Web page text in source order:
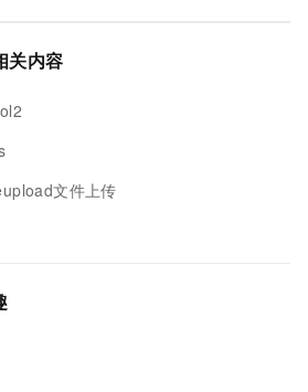
内容
文件上传